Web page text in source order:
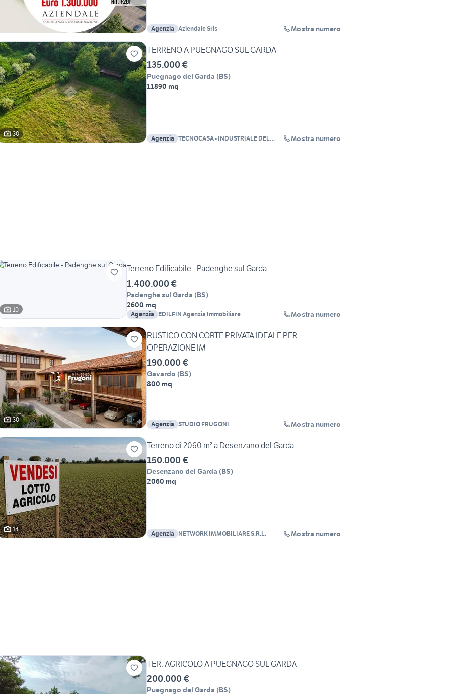
Agenzia Aziendale Srls Mostra numero
30
TERRENO A PUEGNAGO SUL GARDA
135.000 €
Puegnago del Garda (BS)
11890 mq
Agenzia TECNOCASA - INDUSTRIALE DEL
Mostra numero
10
Terreno Edificabile - Padenghe sul Garda
1.400.000 €
Padenghe sul Garda (BS)
2600 mq
Agenzia EDILFIN Agenzia Immobiliare Mostra numero
30
RUSTICO CON CORTE PRIVATA IDEALE PER
OPERAZIONE IM
190.000 €
Gavardo (BS)
800 mq
Agenzia STUDIO FRUGONI Mostra numero
14
Terreno di 2060 m² a Desenzano del Garda
150.000 €
Desenzano del Garda (BS)
2060 mq
Agenzia NETWORK IMMOBILIARE S.R.L. Mostra numero
TER. AGRICOLO A PUEGNAGO SUL GARDA
200.000 €
Puegnago del Garda (BS)